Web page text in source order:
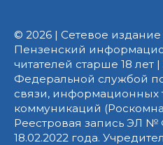
© 2026 | Сетевое
Пензенский
читателей старше 18 лет
Федеральной службой
связи, информационных
коммуникаций
Реестровая запись ЭЛ №
18.02.2022 года.